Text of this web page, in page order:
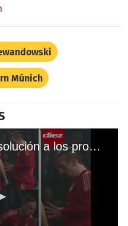
Múnich
El Bayern Munich da solución a los problemas del PSG